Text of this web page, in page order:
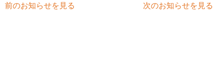
前のお知らせを見る 次のお知らせを見る